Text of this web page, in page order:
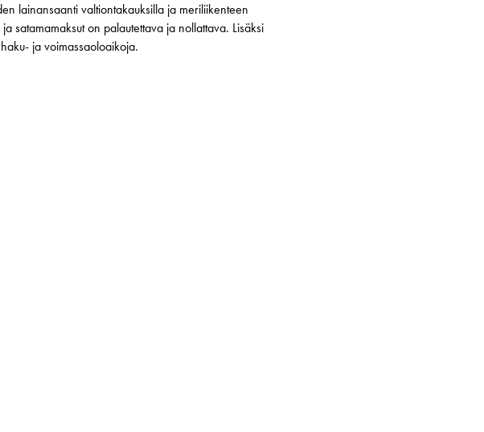
lainansaanti valtiontakauksilla ja meriliikenteen
satamamaksut on palautettava ja nollattava. Lisäksi
ja voimassaoloaikoja.